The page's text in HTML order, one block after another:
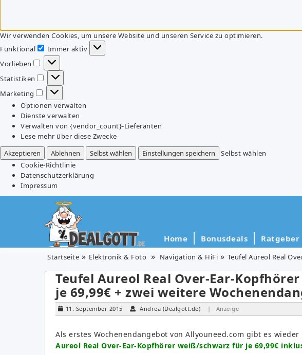
Wir verwenden Cookies, um unsere Website und unseren Service zu optimieren.
Funktional
Funktional
Immer aktiv
Vorlieben
Vorlieben
Statistiken
Statistiken
Marketing
Marketing
Optionen verwalten
Dienste verwalten
Verwalten von {vendor_count}-Lieferanten
Lese mehr über diese Zwecke
Akzeptieren
Ablehnen Selbst wählen Einstellungen speichern
Selbst wählen
Cookie-Richtlinie
Datenschutzerklärung
Impressum
Home Bonusdeals Ratgeber
Startseite Elektronik & Foto Navigation & HiFi Teufel Aureol Real
Teufel Aureol Real Over-Ear-
je 69,99€ + zwei weitere
11. September 2015 Andrea (Dealgott.de) | Anzeige
Als erstes Wochenendangebot von Allyouneed.com gibt es wieder
Aureol Real Over-Ear-Kopfhörer weiß/schwarz für je 69,99€